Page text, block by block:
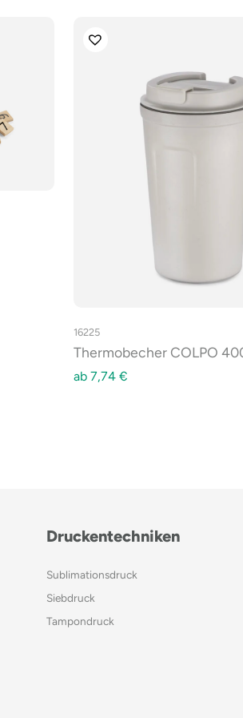
16225
Thermobecher COLPO
ab 7,74 €
Druckentechniken
Sublimationsdruck
Siebdruck
Tampondruck